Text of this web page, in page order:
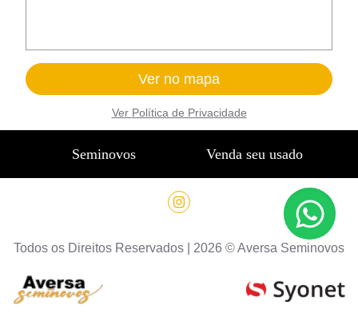
Ver no mapa
Ver Política de Privacidade
Seminovos Venda seu usado
Todos os Direitos Reservados | 2026 ©Aversa Seminovos